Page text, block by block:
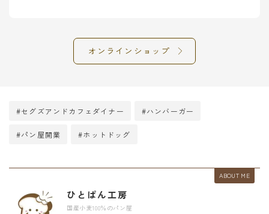
オンラインショップ
#セグズアンドカフェダイナー #ハンバーガー
#パン屋開業 #ホットドッグ
ABOUT ME
ひとぱん工房
国産小麦100％のパン屋